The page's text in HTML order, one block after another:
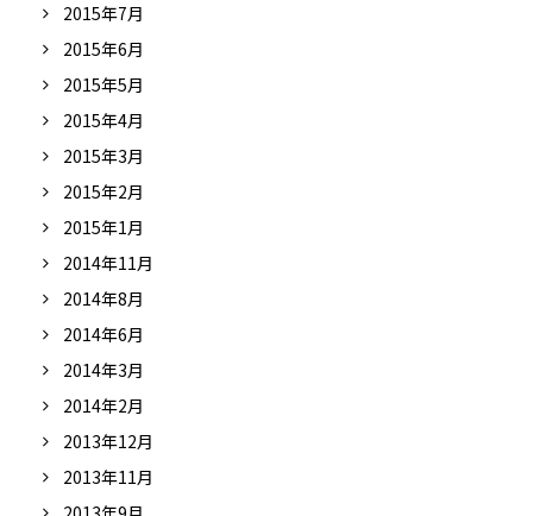
2015年7月
2015年6月
2015年5月
2015年4月
2015年3月
2015年2月
2015年1月
2014年11月
2014年8月
2014年6月
2014年3月
2014年2月
2013年12月
2013年11月